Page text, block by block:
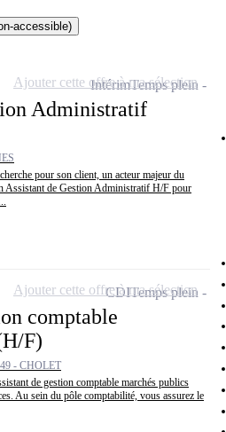
accessible)
Administratif
pour son client, un acteur majeur du
Assistant de Gestion Administratif H/F pour
IntérimTemps plein
Ajouter cette offre à ma sélection
comptable
F)
49 - CHOLET
de gestion comptable marchés publics
Au sein du pôle comptabilité, vous assurez le
CDITemps plein
Ajouter cette offre à ma sélection